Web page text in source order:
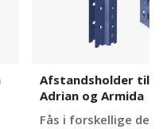
Afstandsholder til
Adrian og Armida
Fås i forskellige